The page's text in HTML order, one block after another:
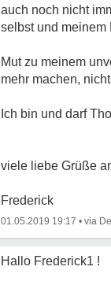
auch noch nicht
selbst und meinem
Mut zu meinem
mehr machen,
Ich bin und darf
viele liebe Grüße
Frederick
01.05.2019 19:17 •
Hallo Frederick1 !